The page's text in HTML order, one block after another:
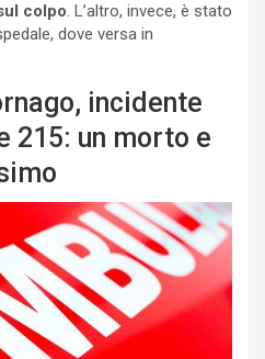
colpo. L’altro, invece, è stato
dove versa in
incidente
215: un morto e